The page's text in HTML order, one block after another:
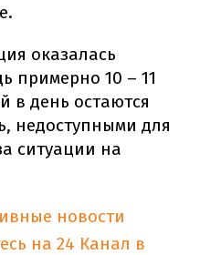
оказалась
примерно 10 – 11
в день остаются
недоступными для
ситуации на
новости
на 24 Канал в